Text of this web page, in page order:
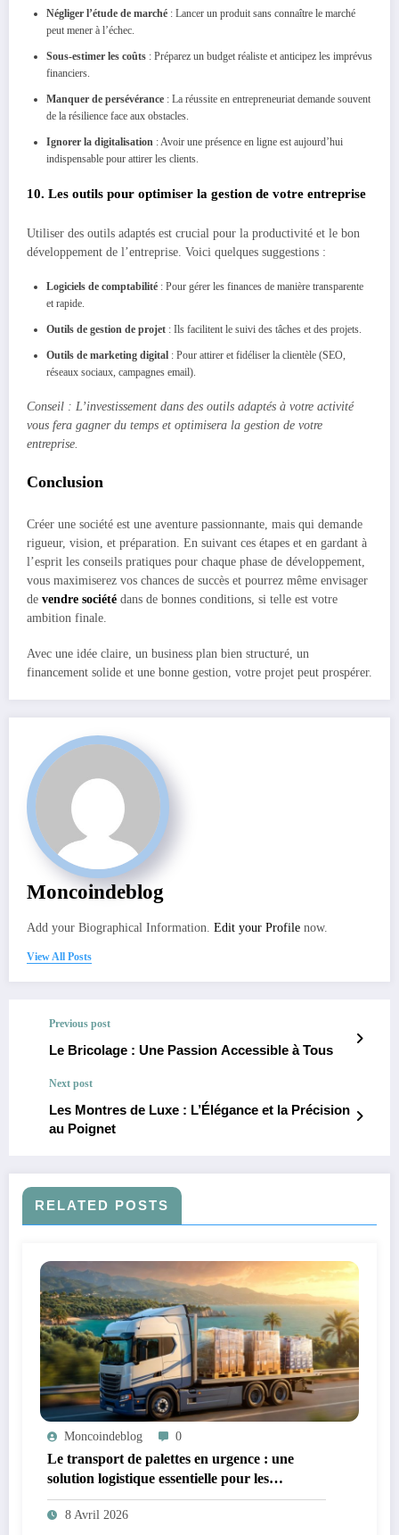
Négliger l’étude de marché : Lancer un produit sans connaître le marché
peut mener à l’échec.
Sous-estimer les coûts : Préparez un budget réaliste et anticipez les imprévus
financiers.
Manquer de persévérance : La réussite en entrepreneuriat demande souvent
de la résilience face aux obstacles.
Ignorer la digitalisation : Avoir une présence en ligne est aujourd’hui
indispensable pour attirer les clients.
10. Les outils pour optimiser la gestion de votre entreprise
Utiliser des outils adaptés est crucial pour la productivité et le bon
développement de l’entreprise. Voici quelques suggestions :
Logiciels de comptabilité : Pour gérer les finances de manière transparente
et rapide.
Outils de gestion de projet : Ils facilitent le suivi des tâches et des projets.
Outils de marketing digital : Pour attirer et fidéliser la clientèle (SEO,
réseaux sociaux, campagnes email).
Conseil : L’investissement dans des outils adaptés à votre activité
vous fera gagner du temps et optimisera la gestion de votre
entreprise.
Conclusion
Créer une société est une aventure passionnante, mais qui demande
rigueur, vision, et préparation. En suivant ces étapes et en gardant à
l’esprit les conseils pratiques pour chaque phase de développement,
vous maximiserez vos chances de succès et pourrez même envisager
de vendre société dans de bonnes conditions, si telle est votre
ambition finale.
Avec une idée claire, un business plan bien structuré, un
financement solide et une bonne gestion, votre projet peut prospérer.
Moncoindeblog
Add your Biographical Information. Edit your Profile now.
View All Posts
Previous post
Le Bricolage : Une Passion Accessible à Tous
Next post
Les Montres de Luxe : L’Élégance et la Précision
au Poignet
RELATED POSTS
Moncoindeblog 0
Le transport de palettes en urgence : une
solution logistique essentielle pour les
entreprises modernes
8 Avril 2026